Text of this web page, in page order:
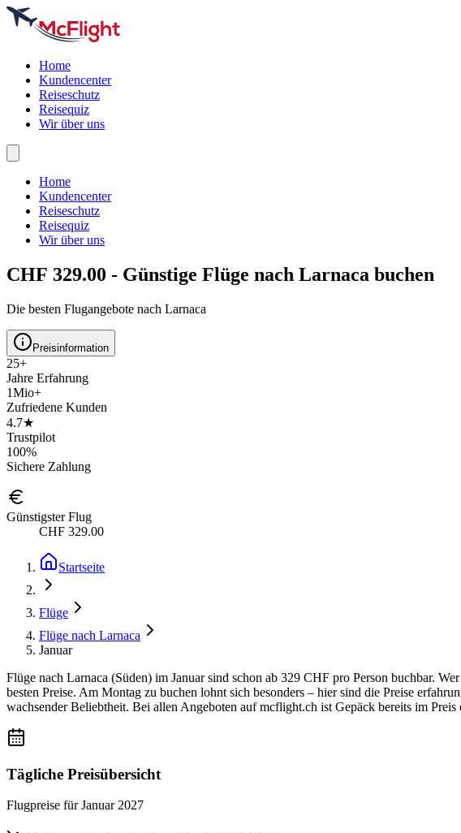
Home
Kundencenter
Reiseschutz
Reisequiz
Wir über uns
Home
Kundencenter
Reiseschutz
Reisequiz
Wir über uns
CHF 329.00 - Günstige Flüge nach Larnaca buchen
Die besten Flugangebote nach Larnaca
Preisinformation
25+
Jahre Erfahrung
1Mio+
Zufriedene Kunden
4.7★
Trustpilot
100%
Sichere Zahlung
Günstigster Flug
CHF 329.00
Startseite
Flüge
Flüge nach Larnaca
Januar
Flüge nach Larnaca (Süden) im Januar sind schon ab 329 CHF pro Person buchbar.
besten Preise. Am Montag zu buchen lohnt sich besonders – hier sind die Preise
wachsender Beliebtheit. Bei allen Angeboten auf mcflight.ch ist Gepäck bereits im Preis
Tägliche Preisübersicht
Flugpreise fürJanuar 2027